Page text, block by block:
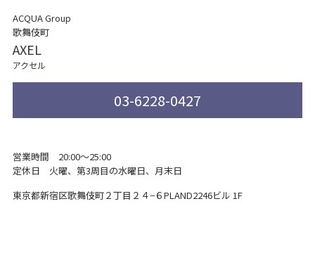
ACQUA Group
歌舞伎町
AXEL
アクセル
03-6228-0427
営業時間 20:00～25:00
定休日 火曜、第3周目の水曜日、月末日
東京都新宿区歌舞伎町２丁目２４−６PLAND2246ビル 1F